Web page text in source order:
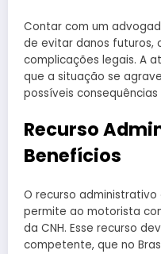
Contar com um
de evitar danos futuros,
complicações legais. A
que a situação se
possíveis consequências
Recurso
Benefícios
O recurso
permite ao motorista
da CNH. Esse recurso
competente, que no